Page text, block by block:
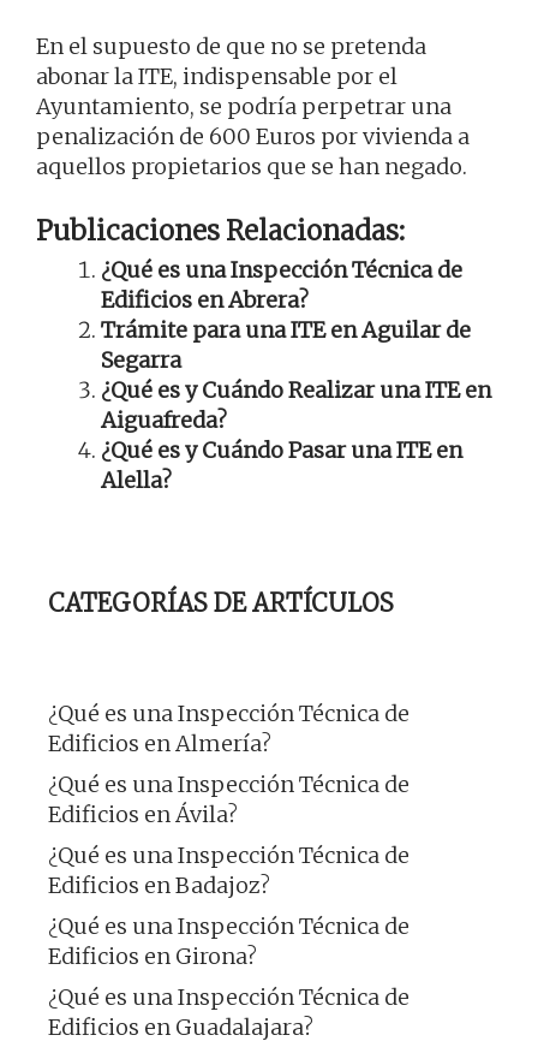
En el supuesto de que no se pretenda
abonar la ITE, indispensable por el
Ayuntamiento, se podría perpetrar una
penalización de 600 Euros por vivienda a
aquellos propietarios que se han negado.
Publicaciones Relacionadas:
¿Qué es una Inspección Técnica de
Edificios en Abrera?
Trámite para una ITE en Aguilar de
Segarra
¿Qué es y Cuándo Realizar una ITE en
Aiguafreda?
¿Qué es y Cuándo Pasar una ITE en
Alella?
CATEGORÍAS DE ARTÍCULOS
¿Qué es una Inspección Técnica de
Edificios en Almería?
¿Qué es una Inspección Técnica de
Edificios en Ávila?
¿Qué es una Inspección Técnica de
Edificios en Badajoz?
¿Qué es una Inspección Técnica de
Edificios en Girona?
¿Qué es una Inspección Técnica de
Edificios en Guadalajara?